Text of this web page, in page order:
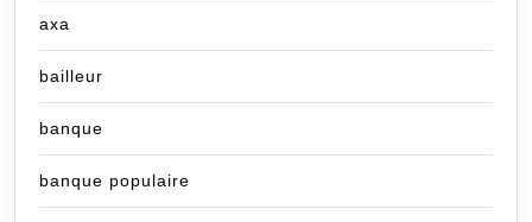
axa
bailleur
banque
banque populaire